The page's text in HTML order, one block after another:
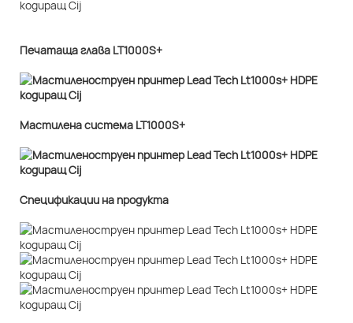
Печатаща глава LT1000S+
Мастилена система LT1000S+
Спецификации на продукта